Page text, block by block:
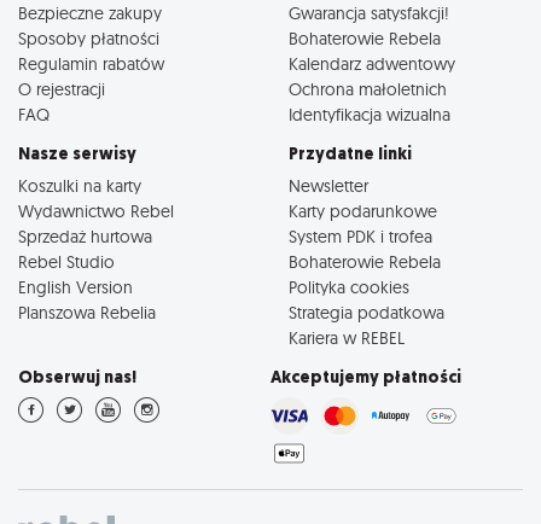
Bezpieczne zakupy
Sposoby płatności
Regulamin rabatów
O rejestracji
FAQ
Gwarancja satysfakcji!
Bohaterowie Rebela
Kalendarz adwentowy
Ochrona małoletnich
Identyfikacja wizualna
Nasze serwisy
Koszulki na karty
Wydawnictwo Rebel
Sprzedaż hurtowa
Rebel Studio
English Version
Planszowa Rebelia
Przydatne linki
Newsletter
Karty podarunkowe
System PDK i trofea
Bohaterowie Rebela
Polityka cookies
Strategia podatkowa
Kariera w REBEL
Obserwuj nas! Akceptujemy płatności